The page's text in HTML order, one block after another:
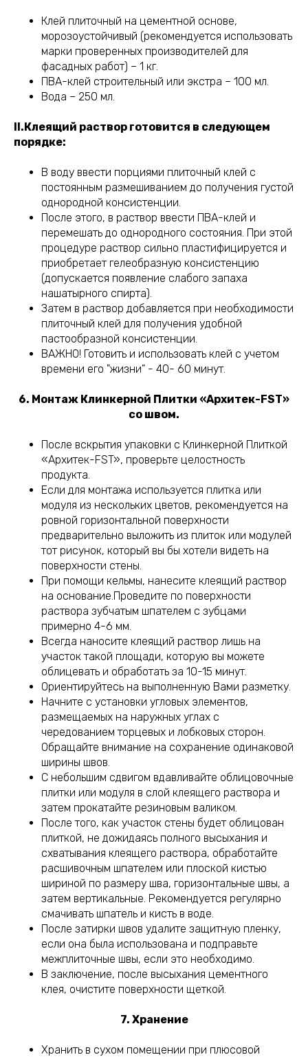
Клей плиточный на цементной основе,
морозоустойчивый (рекомендуется использовать
марки проверенных производителей для
фасадных работ) – 1 кг.
ПВА-клей строительный или экстра – 100 мл.
Вода – 250 мл.
II.Клеящий раствор готовится в следующем
порядке:
В воду ввести порциями плиточный клей с
постоянным размешиванием до получения густой
однородной консистенции.
После этого, в раствор ввести ПВА-клей и
перемешать до однородного состояния. При этой
процедуре раствор сильно пластифицируется и
приобретает гелеобразную консистенцию
(допускается появление слабого запаха
нашатырного спирта).
Затем в раствор добавляется при необходимости
плиточный клей для получения удобной
пастообразной консистенции.
ВАЖНО! Готовить и использовать клей с учетом
времени его "жизни" - 40- 60 минут.
6. Монтаж Клинкерной Плитки «Архитек-FST»
со швом.
После вскрытия упаковки с Клинкерной Плиткой
«Архитек-FST», проверьте целостность
продукта.
Если для монтажа используется плитка или
модуля из нескольких цветов, рекомендуется на
ровной горизонтальной поверхности
предварительно выложить из плиток или модулей
тот рисунок, который вы бы хотели видеть на
поверхности стены.
При помощи кельмы, нанесите клеящий раствор
на основание.Проведите по поверхности
раствора зубчатым шпателем с зубцами
примерно 4-6 мм.
Всегда наносите клеящий раствор лишь на
участок такой площади, которую вы можете
облицевать и обработать за 10-15 минут.
Ориентируйтесь на выполненную Вами разметку.
Начните с установки угловых элементов,
размещаемых на наружных углах с
чередованием торцевых и лобковых сторон.
Обращайте внимание на сохранение одинаковой
ширины швов.
С небольшим сдвигом вдавливайте облицовочные
плитки или модуля в слой клеящего раствора и
затем прокатайте резиновым валиком.
После того, как участок стены будет облицован
плиткой, не дожидаясь полного высыхания и
схватывания клеящего раствора, обработайте
расшивочным шпателем или плоской кистью
шириной по размеру шва, горизонтальные швы, а
затем вертикальные. Рекомендуется регулярно
смачивать шпатель и кисть в воде.
После затирки швов удалите защитную пленку,
если она была использована и подправьте
межплиточные швы, если это необходимо.
В заключение, после высыхания цементного
клея, очистите поверхности щеткой.
7. Хранение
Хранить в сухом помещении при плюсовой